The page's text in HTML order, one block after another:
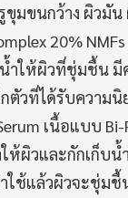
ขุมขนกว้าง ผิวมัน
20% NMFs
ำให้ผิวที่ชุ่มชื้น มี
กตัวที่ได้รับความ
เนื้อแบบ
ห้ผิวและกักเก็บน้
ใช้แล้วผิวจะชุ่มชื้